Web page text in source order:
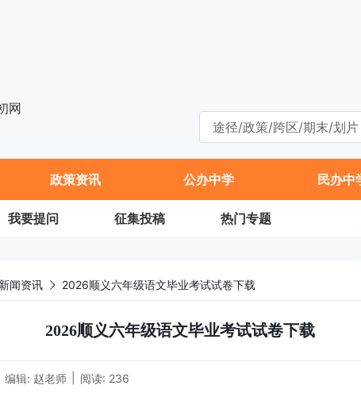
政策资讯 公办中学 民办中
我要提问 征集投稿 热门专题
新闻资讯 2026顺义六年级语文毕业考试试卷下载
2026顺义六年级语文毕业考试试卷下载
编辑: 赵老师 阅读: 236